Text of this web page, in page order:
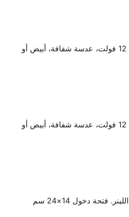
لمبة LED بديلة 24 وات، 12 فولت، عدسة شفافة، أبيض أو
لمبة LED بديلة 36 وات، 12 فولت، عدسة شفافة، أبيض أو
فتحة دخول 14×24 سم